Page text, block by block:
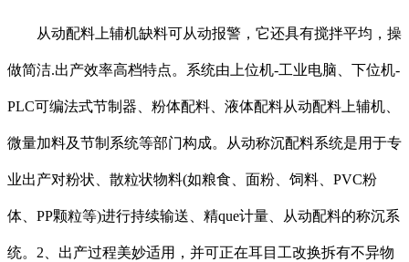
从动配料上辅机缺料可从动报警，它还具有搅拌平均，操
做简洁.出产效率高档特点。系统由上位机-工业电脑、下位机-
PLC可编法式节制器、粉体配料、液体配料从动配料上辅机、
微量加料及节制系统等部门构成。从动称沉配料系统是用于专
业出产对粉状、散粒状物料(如粮食、面粉、饲料、PVC粉
体、PP颗粒等)进行持续输送、精que计量、从动配料的称沉系
统。2、出产过程美妙适用，并可正在耳目工改换拆有不异物